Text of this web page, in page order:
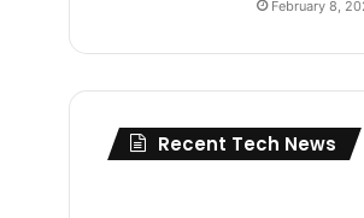
February 8,
Recent Tech News